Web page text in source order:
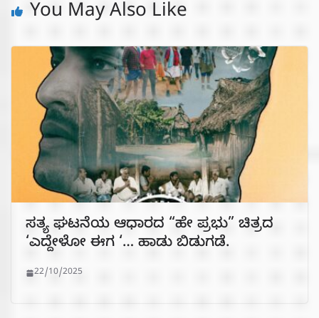
You May Also Like
ಸತ್ಯ ಘಟನೆಯ ಆಧಾರದ “ಹೇ ಪ್ರಭು” ಚಿತ್ರದ
‘ಎದ್ದೇಳೋ ಈಗ ‘… ಹಾಡು ಬಿಡುಗಡೆ.
22/10/2025